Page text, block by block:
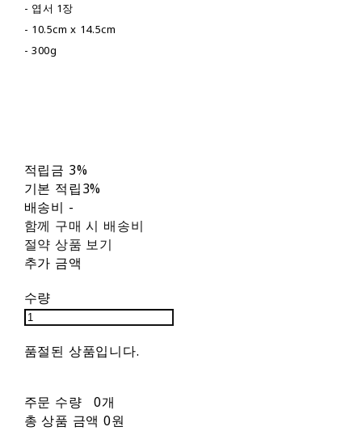
- 엽서 1장
- 10.5cm x 14.5cm
- 300g
적립금 3%
기본 적립3%
배송비 -
함께 구매 시 배송비
절약 상품 보기
추가 금액
수량
품절된 상품입니다.
주문 수량
0개
총 상품 금액 0원